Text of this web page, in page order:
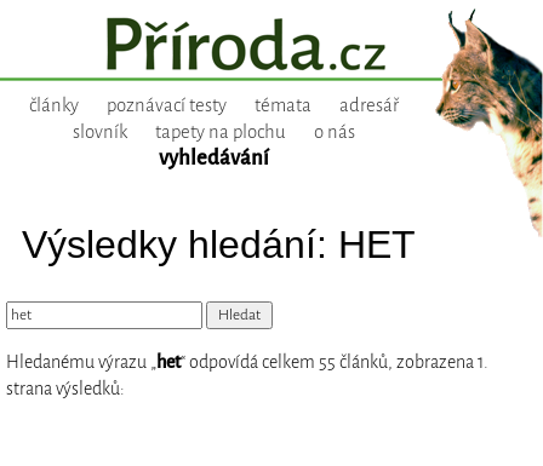
články poznávací testy témata
adresář
slovník
tapety na plochu o nás
vyhledávání
Výsledky hledání: HET
Hledanému výrazu „het“ odpovídá celkem 55 článků, zobrazena 1.
strana výsledků: